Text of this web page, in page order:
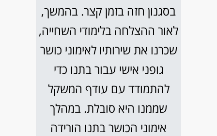
בסגנון חזה בזמן קצר. בהמשך,
לאור ההצלחה בלימודי השחייה,
שכרנו את שירותיו לאימוני כושר
גופני אישי עבור בתנו כדי
להתמודד עם עודף המשקל
שממנו היא סובלת. במהלך
אימוני הכושר בתנו הורידה